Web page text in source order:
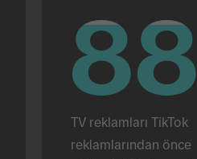
88
88
TV reklamları TikTok
reklamlarından önce